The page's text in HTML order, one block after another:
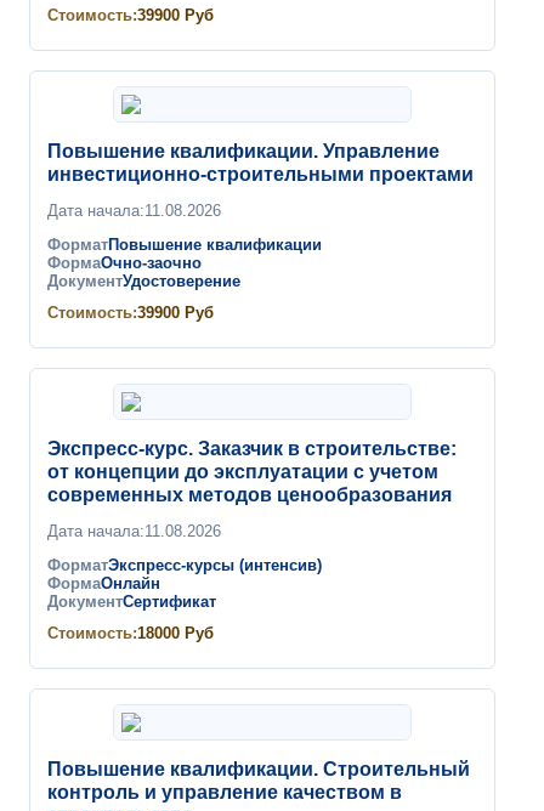
Стоимость:39900 Руб
Повышение квалификации. Управление
инвестиционно-строительными проектами
Дата начала:11.08.2026
ФорматПовышение квалификации
ФормаОчно-заочно
ДокументУдостоверение
Стоимость:39900 Руб
Экспресс-курс. Заказчик в строительстве:
от концепции до эксплуатации с учетом
современных методов ценообразования
Дата начала:11.08.2026
ФорматЭкспресс-курсы (интенсив)
ФормаОнлайн
ДокументСертификат
Стоимость:18000 Руб
Повышение квалификации. Строительный
контроль и управление качеством в